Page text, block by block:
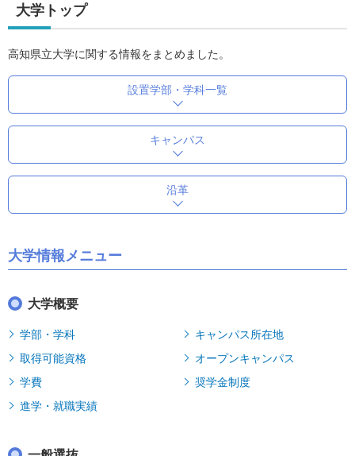
大学トップ
高知県立大学に関する情報をまとめました。
設置学部・学科一覧
キャンパス
沿革
大学情報メニュー
大学概要
学部・学科
キャンパス所在地
取得可能資格
オープンキャンパス
学費
奨学金制度
進学・就職実績